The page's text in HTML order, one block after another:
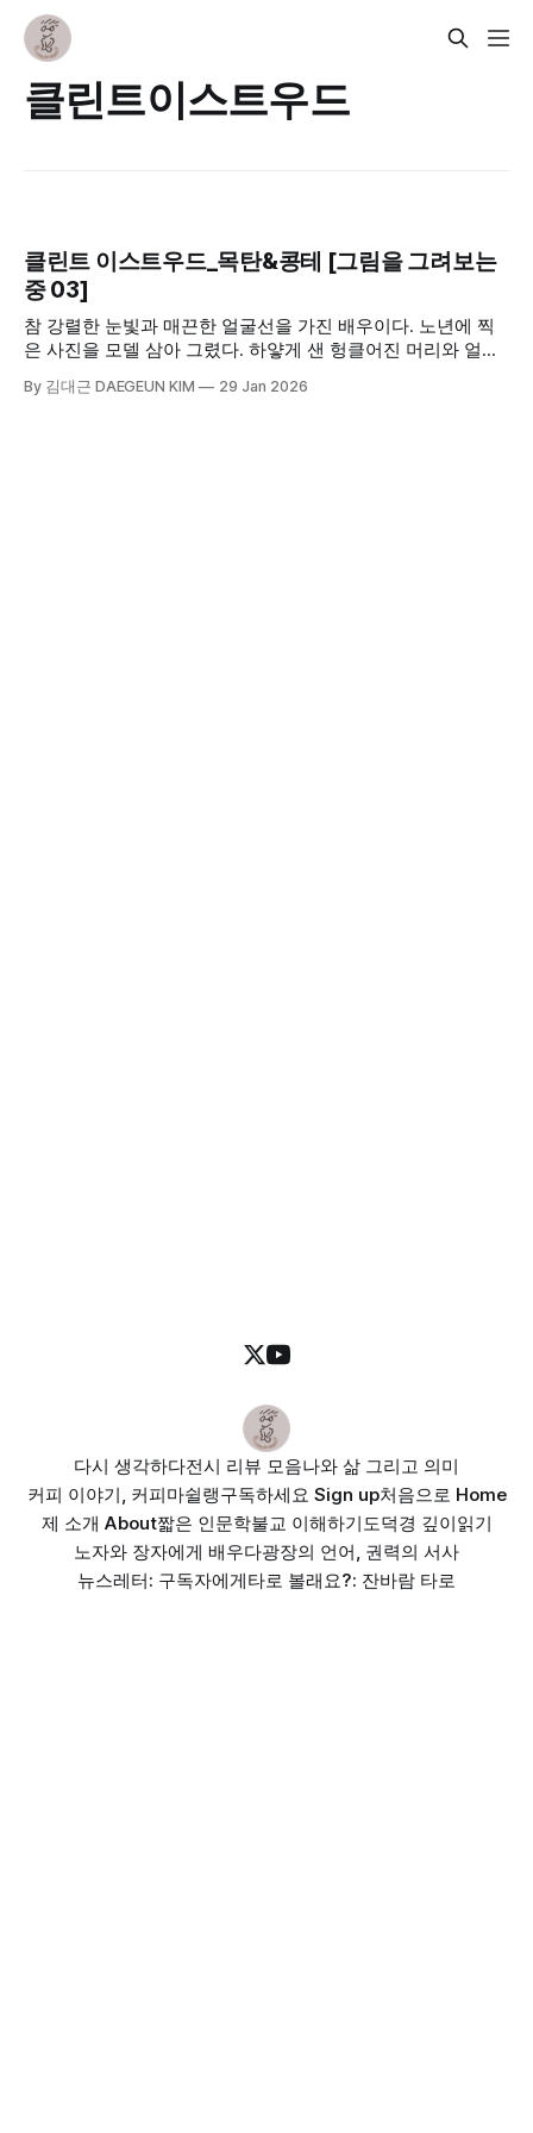
클린트이스트우드
클린트 이스트우드_목탄&콩테 [그림을 그려보는
중 03]
참 강렬한 눈빛과 매끈한 얼굴선을 가진 배우이다. 노년에 찍
은 사진을 모델 삼아 그렸다. 하얗게 샌 헝클어진 머리와 얼굴
로운 눈매와 그윽히 바라보는 눈빛이 매력적이다. 무엇보다 눈
By 김대근 DAEGEUN KIM 29 Jan 2026
다시 생각하다전시 리뷰 모음나와 삶 그리고 의미
커피 이야기, 커피마쉴랭구독하세요 Sign up처음으로 Home
제 소개 About짧은 인문학불교 이해하기도덕경 깊이읽기
노자와 장자에게 배우다광장의 언어, 권력의 서사
뉴스레터: 구독자에게타로 볼래요?: 잔바람 타로